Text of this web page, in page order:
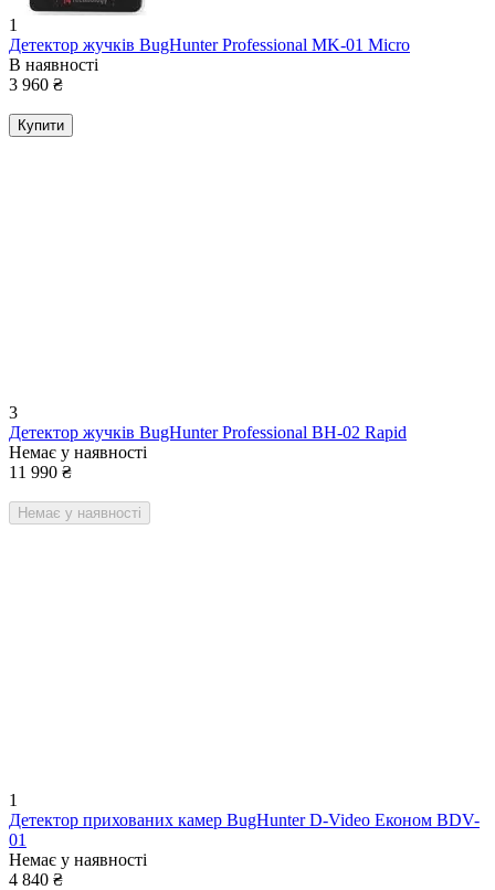
1
Детектор жучків BugHunter Professional MK-01 Micro
В наявності
3 960 ₴
Купити
3
Детектор жучків BugHunter Professional BH-02 Rapid
Немає у наявності
11 990 ₴
Немає у наявності
1
Детектор прихованих камер BugHunter D-Video Економ BDV-
01
Немає у наявності
4 840 ₴